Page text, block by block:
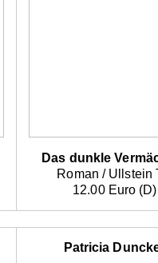
Das dunkle
Roman / Ullstein
12.00 Euro
Patricia